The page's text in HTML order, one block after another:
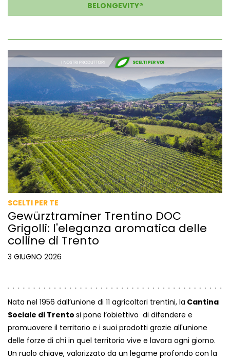
BELONGEVITY®
SCELTI PER TE
Gewürztraminer Trentino DOC
Grigolli: l'eleganza aromatica delle
colline di Trento
3 GIUGNO 2026
Nata nel 1956 dall’unione di 11 agricoltori trentini, la Cantina
Sociale di Trento si pone l’obiettivo di difendere e
promuovere il territorio e i suoi prodotti grazie all'unione
delle forze di chi in quel territorio vive e lavora ogni giorno.
Un ruolo chiave, valorizzato da un legame profondo con la